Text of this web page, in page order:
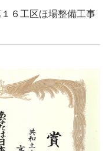
６工区ほ場整備工事